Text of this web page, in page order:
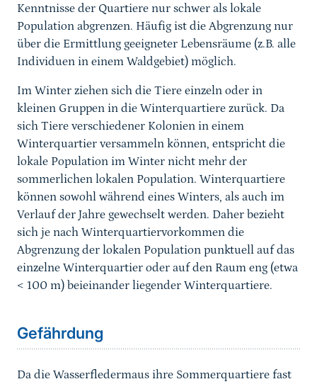
Kenntnisse der Quartiere nur schwer als lokale
Population abgrenzen. Häufig ist die Abgrenzung nur
über die Ermittlung geeigneter Lebensräume (z.B. alle
Individuen in einem Waldgebiet) möglich.
Im Winter ziehen sich die Tiere einzeln oder in
kleinen Gruppen in die Winterquartiere zurück. Da
sich Tiere verschiedener Kolonien in einem
Winterquartier versammeln können, entspricht die
lokale Population im Winter nicht mehr der
sommerlichen lokalen Population. Winterquartiere
können sowohl während eines Winters, als auch im
Verlauf der Jahre gewechselt werden. Daher bezieht
sich je nach Winterquartiervorkommen die
Abgrenzung der lokalen Population punktuell auf das
einzelne Winterquartier oder auf den Raum eng (etwa
< 100 m) beieinander liegender Winterquartiere.
Sprungmarke
Gefährdung
Da die Wasserfledermaus ihre Sommerquartiere fast